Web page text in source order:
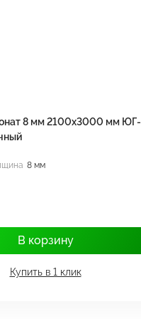
8 мм 2100х3000 мм ЮГ-
8 мм
В корзину
Купить в 1 клик